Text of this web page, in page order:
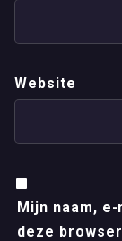
Website
Mijn naam,
deze